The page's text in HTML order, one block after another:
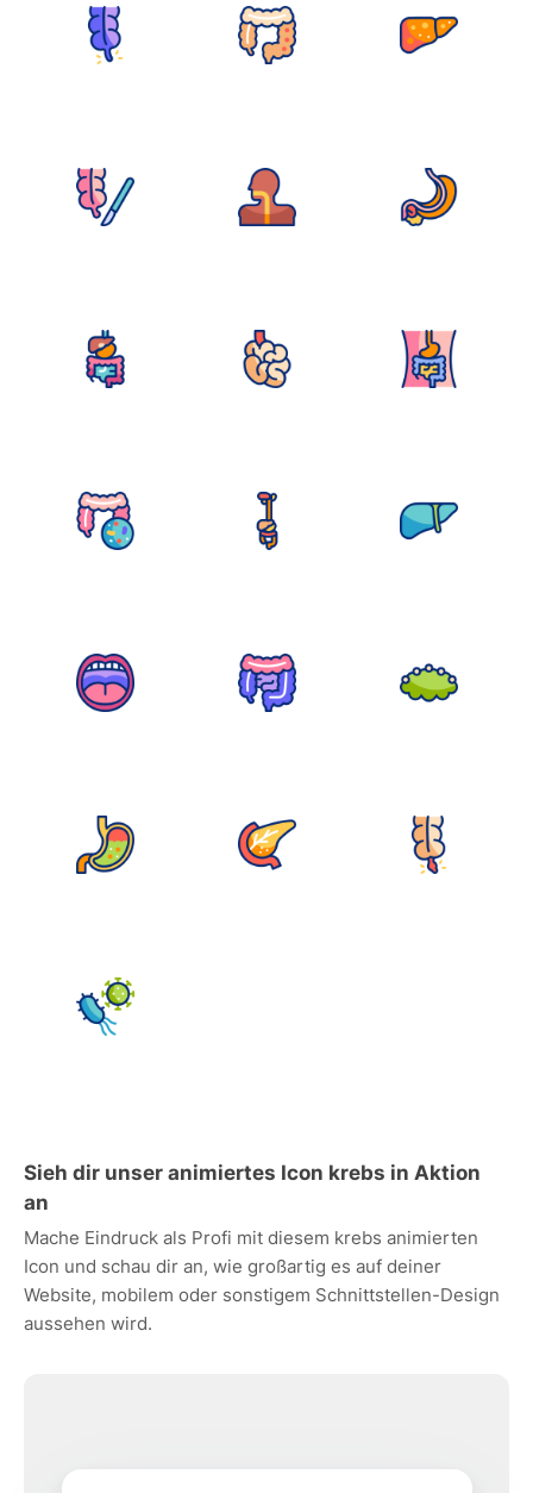
Sieh dir unser animiertes Icon krebs in Aktion
an
Mache Eindruck als Profi mit diesem krebs animierten
Icon und schau dir an, wie großartig es auf deiner
Website, mobilem oder sonstigem Schnittstellen-Design
aussehen wird.